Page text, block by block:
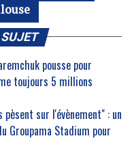
SUJET
pousse pour
toujours 5 millions
pèsent sur l'évènement" : un
Groupama Stadium pour